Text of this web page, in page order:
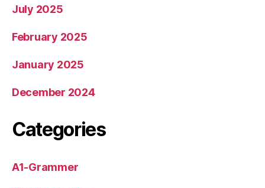
July 2025
February 2025
January 2025
December 2024
Categories
A1-Grammer